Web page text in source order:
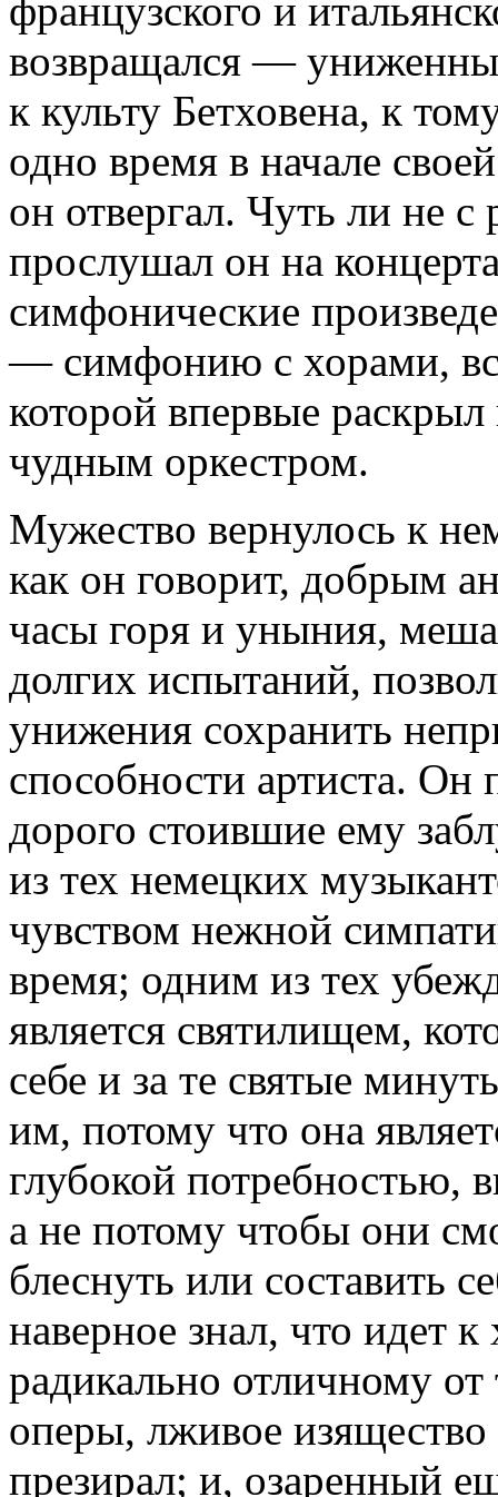
французского и
возвращался —
к культу Бетховена, к
одно время в начале
он отвергал. Чуть ли не
прослушал он на
симфонические
— симфонию с хорами,
которой впервые
чудным оркестром.
Мужество вернулось к
как он говорит, добрым
часы горя и уныния,
долгих испытаний,
унижения сохранить
способности артиста. Он
дорого стоившие ему
из тех немецких
чувством нежной
время; одним из тех
является святилищем,
себе и за те святые
им, потому что она
глубокой
а не потому чтобы они
блеснуть или составить
наверное знал, что идет
радикально отличному
оперы, лживое
презирал; и, озаренный